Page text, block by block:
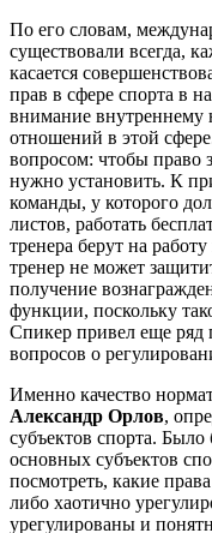
По его словам,
существовали всегда,
касается
прав в сфере спорта в
внимание внутреннему
отношений в этой
вопросом: чтобы право
нужно установить. К
команды, у которого
листов, работать
тренера берут на
тренер не может
получение
функции, поскольку
Спикер привел еще
вопросов о
Именно качество
Александр Орлов,
субъектов спорта. Было
основных субъектов
посмотреть, какие
либо хаотично
урегулированы и